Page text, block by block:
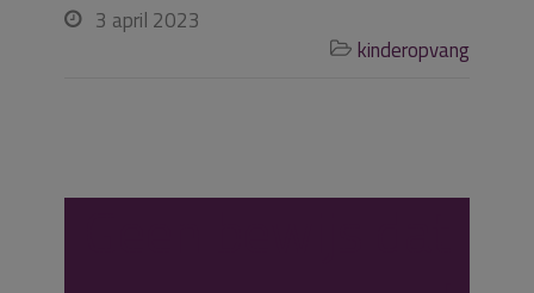
 3 april 2023
 kinderopvang